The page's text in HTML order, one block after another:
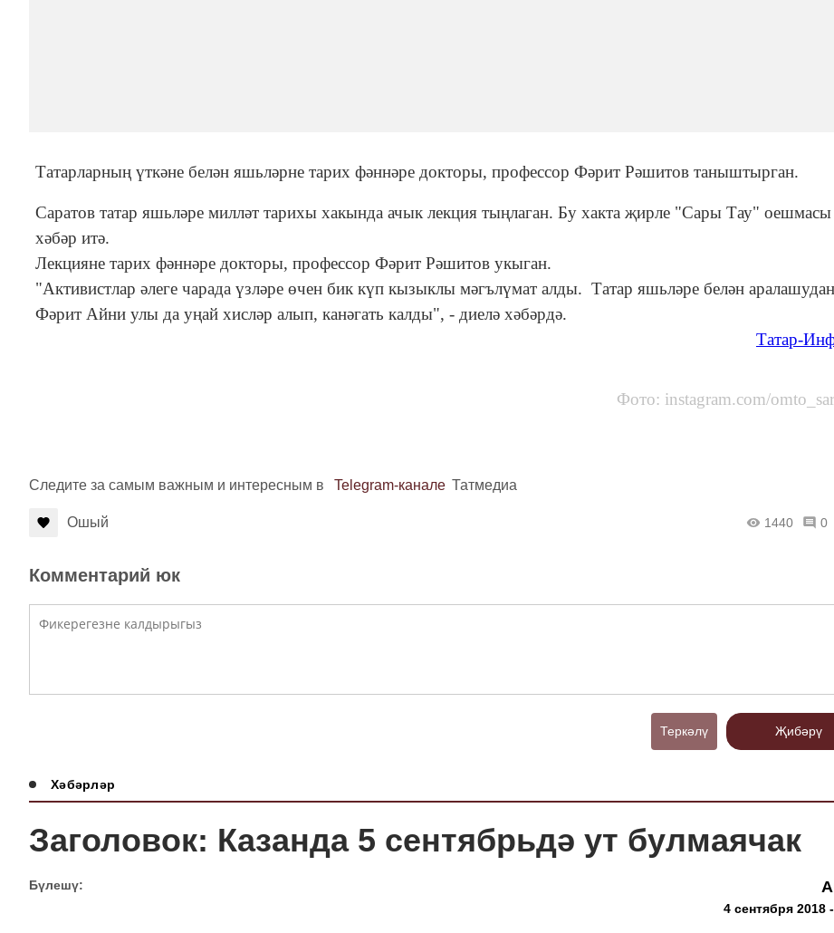
Татарларның үткәне белән яшьләрне тарих фәннәре докторы, профессор Фәрит Рәшитов таныштырган.
Саратов татар яшьләре милләт тарихы хакында ачык лекция тыңлаган. Бу хакта җирле "Сары Тау" оешмасы
хәбәр итә.
Лекцияне тарих фәннәре докторы, профессор Фәрит Рәшитов укыган.
"Активистлар әлеге чарада үзләре өчен бик күп кызыклы мәгълүмат алды. Татар яшьләре белән аралашудан
Фәрит Айни улы да уңай хисләр алып, канәгать калды", - диелә хәбәрдә.
Татар-
Фото: instagram.com/
Следите за самым важным и интересным в Telegram-канале Татмедиа
Ошый 1440 0
Комментарий юк
Теркәлү Җибәрү
Хәбәрләр
Заголовок: Казанда 5 сентябрьдә ут булмаячак
Бүлешү:
4 сентября 2018